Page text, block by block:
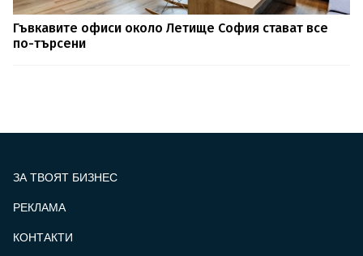
Гъвкавите офиси около Летище София стават все
по-търсени
ЗА ТВОЯТ БИЗНЕС
РЕКЛАМА
КОНТАКТИ